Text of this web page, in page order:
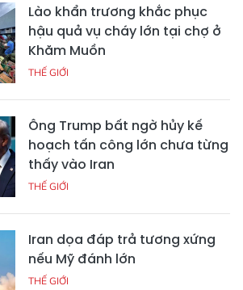
Lào khẩn trương khắc phục
hậu quả vụ cháy lớn tại chợ ở
Khăm Muồn
THẾ GIỚI
Ông Trump bất ngờ hủy kế
hoạch tấn công lớn chưa từng
thấy vào Iran
THẾ GIỚI
Iran dọa đáp trả tương xứng
nếu Mỹ đánh lớn
THẾ GIỚI